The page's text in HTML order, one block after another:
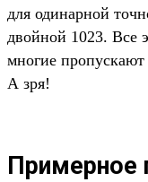
для оди­нар­ной
двой­ной 1023. Все
мно­гие
А зря!
Примерное